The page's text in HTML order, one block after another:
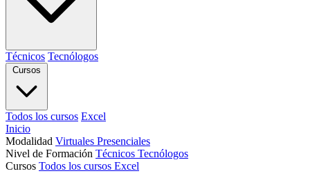
Técnicos Tecnólogos
Todos los cursos Excel
Inicio
Modalidad Virtuales Presenciales
Nivel de Formación Técnicos Tecnólogos
Cursos Todos los cursos Excel